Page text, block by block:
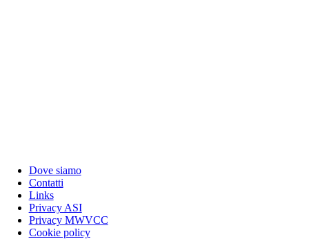
Dove siamo
Contatti
Links
Privacy ASI
Privacy MWVCC
Cookie policy